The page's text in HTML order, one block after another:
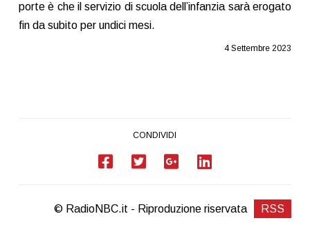
porte è che il servizio di scuola dell’infanzia sarà erogato
fin da subito per undici mesi.
4 Settembre 2023
CONDIVIDI
© RadioNBC.it - Riproduzione riservata RSS